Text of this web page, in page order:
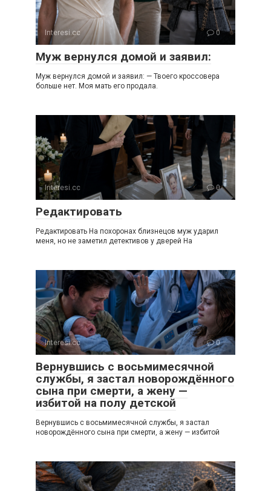
Interesi.cc 0
Муж вернулся домой и заявил:
Муж вернулся домой и заявил: — Твоего кроссовера
больше нет. Моя мать его продала.
Interesi.cc 0
Редактировать
Редактировать На похоронах близнецов муж ударил
меня, но не заметил детективов у дверей На
Interesi.cc 0
Вернувшись с восьмимесячной
службы, я застал новорождённого
сына при смерти, а жену —
избитой на полу детской
Вернувшись с восьмимесячной службы, я застал
новорождённого сына при смерти, а жену — избитой